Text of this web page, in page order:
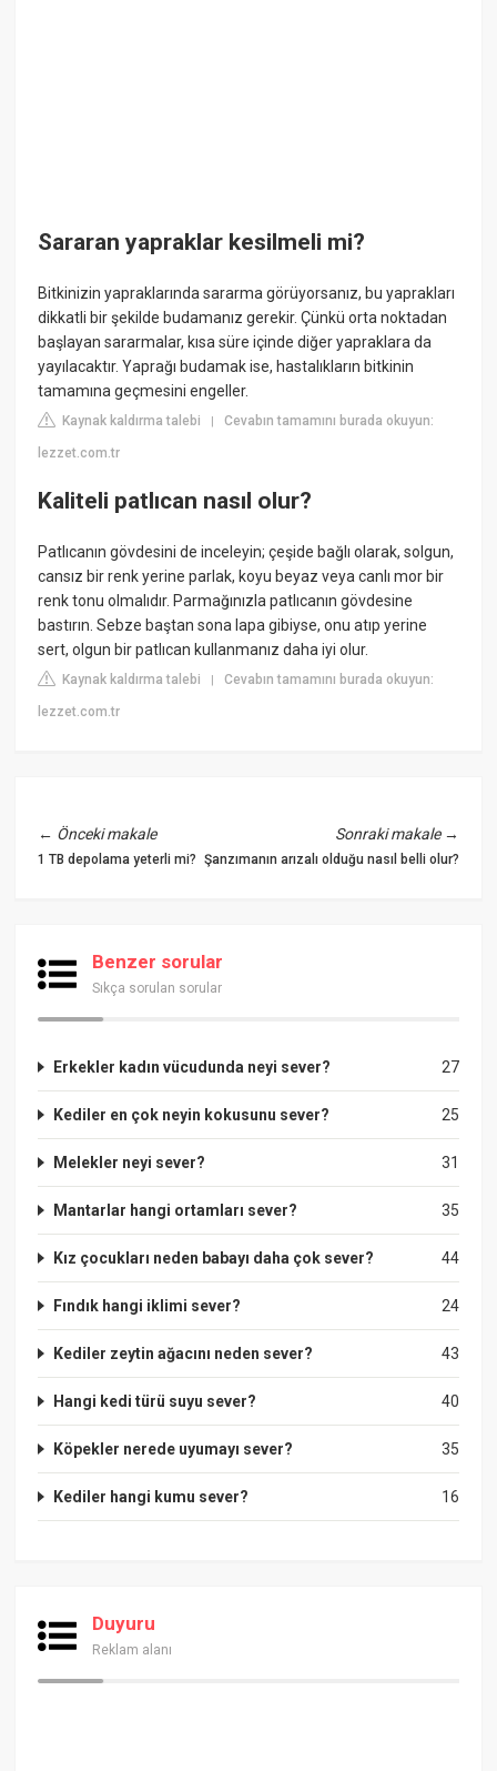
Sararan yapraklar kesilmeli mi?
Bitkinizin yapraklarında sararma görüyorsanız, bu yaprakları
dikkatli bir şekilde budamanız gerekir. Çünkü orta noktadan
başlayan sararmalar, kısa süre içinde diğer yapraklara da
yayılacaktır. Yaprağı budamak ise, hastalıkların bitkinin
tamamına geçmesini engeller.
Kaynak kaldırma talebi |Cevabın tamamını burada okuyun:
lezzet.com.tr
Kaliteli patlıcan nasıl olur?
Patlıcanın gövdesini de inceleyin; çeşide bağlı olarak, solgun,
cansız bir renk yerine parlak, koyu beyaz veya canlı mor bir
renk tonu olmalıdır. Parmağınızla patlıcanın gövdesine
bastırın. Sebze baştan sona lapa gibiyse, onu atıp yerine
sert, olgun bir patlıcan kullanmanız daha iyi olur.
Kaynak kaldırma talebi |Cevabın tamamını burada okuyun:
lezzet.com.tr
← Önceki makale
1 TB depolama yeterli mi?
Sonraki makale→
Şanzımanın arızalı olduğu nasıl belli olur?
Benzer sorular
Sıkça sorulan sorular
27
Erkekler kadın vücudunda neyi sever?
25
Kediler en çok neyin kokusunu sever?
31
Melekler neyi sever?
35
Mantarlar hangi ortamları sever?
44
Kız çocukları neden babayı daha çok sever?
24
Fındık hangi iklimi sever?
43
Kediler zeytin ağacını neden sever?
40
Hangi kedi türü suyu sever?
35
Köpekler nerede uyumayı sever?
16
Kediler hangi kumu sever?
Duyuru
Reklam alanı